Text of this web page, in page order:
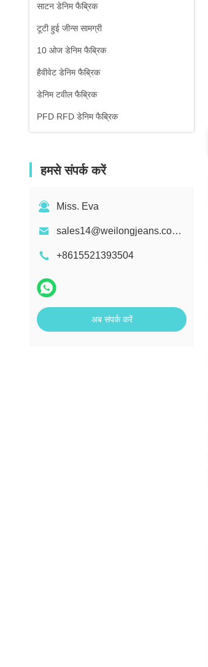
साटन डेनिम फैब्रिक
टूटी हुई जीन्स सामग्री
10 ओज डेनिम फैब्रिक
हैवीवेट डेनिम फैब्रिक
डेनिम टवील फैब्रिक
PFD RFD डेनिम फैब्रिक
हमसे संपर्क करें
Miss. Eva
sales14@weilongjeans.com.cn
+8615521393504
अब संपर्क करें